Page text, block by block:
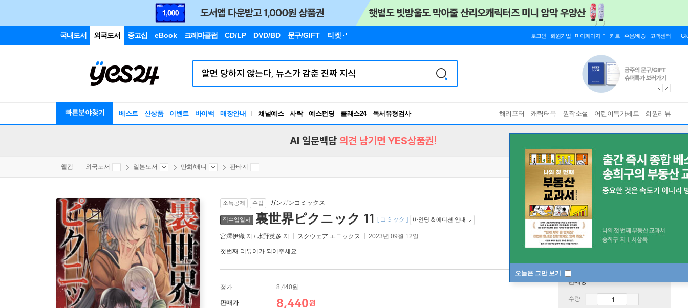
국내도서 외국도서 중고샵 eBook 크레마클럽 CD/LP DVD/BD 문구/GIFT 티켓 로그인 회원가입 마이페이지 카트 주문/배송 고객센터
빠른분야찾기 베스트 신상품 이벤트 바이백 매장안내 채널예스 사락 예스펀딩 클래스24
독서유형검사
해리포터 캐릭터북 원작소설 어린이특가세트 회원리뷰
오늘은 그만 보기
AI 일문백답 의견 남기면 YES상품권!
웰컴 외국도서 일본도서 만화/애니 판타지
소득공제 수입 ガンガンコミックス
직수입일서 裏世界ピクニック 11 [ コミック ] 바인딩 & 에디션 안내
宮澤伊織 저 /水野英多 저 スクウェア.エニックス 2023년 09월 12일
첫번째 리뷰어가 되어주세요.
정가 8,440원
판매가 8,440원
판매중
수량